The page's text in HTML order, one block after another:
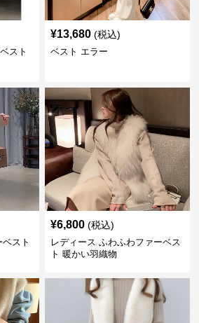
スト
¥13,680 (税込)
ベスト エラー
スト
¥6,800 (税込)
レディース ふわふわファーベス
ト 暖かい羽織物